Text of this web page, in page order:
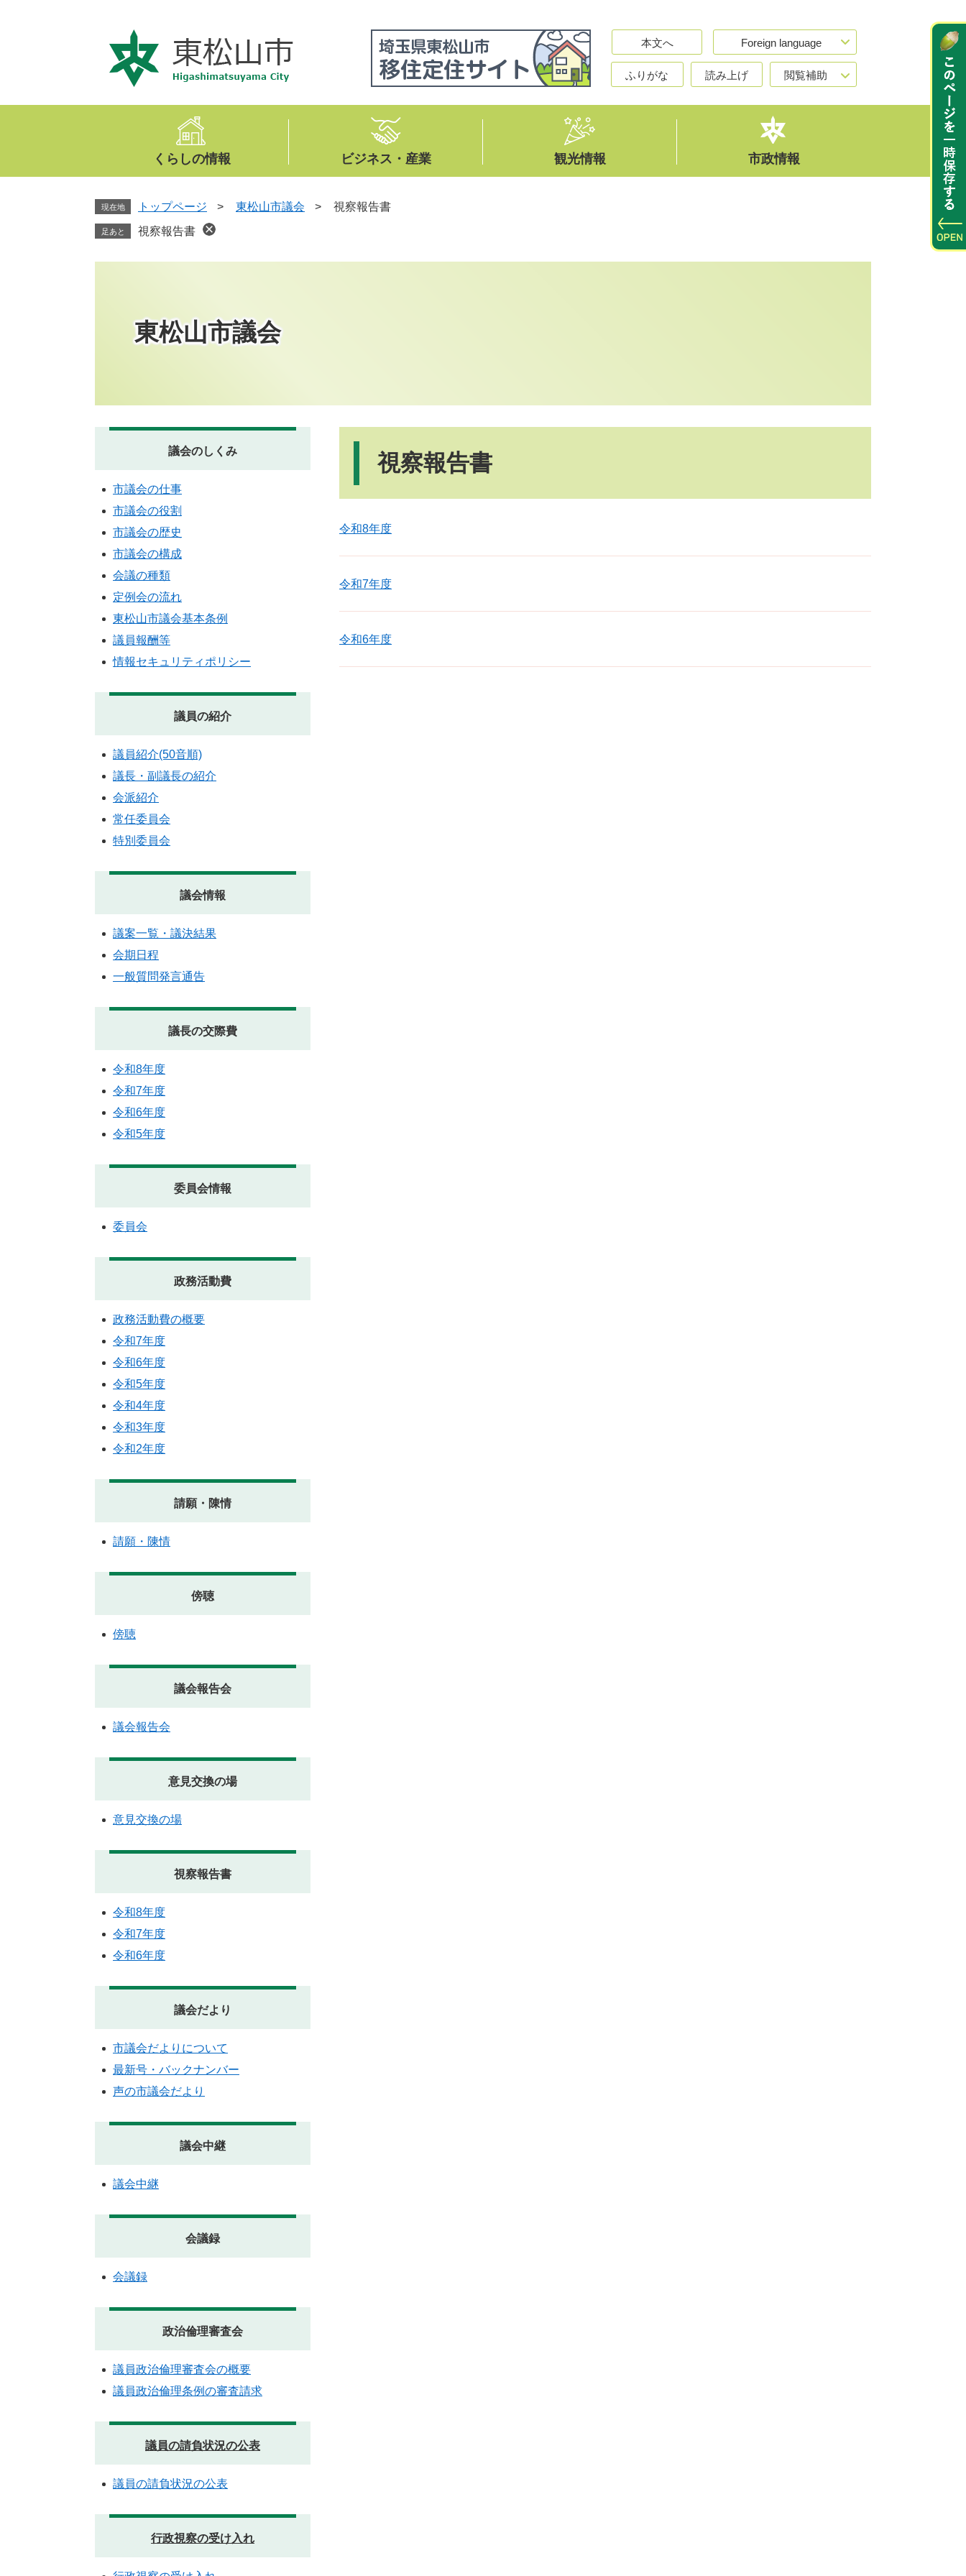
文
本文へ Foreign language
ふりがな 読み上げ 閲覧補助
くらしの情報 ビジネス・産業 観光情報 市政情報
現在地 トップページ > 東松山市議会 > 視察報告書
足あと 視察報告書
東松山市議会
視察報告書
令和8年度
令和7年度
令和6年度
議会のしくみ
市議会の仕事
市議会の役割
市議会の歴史
市議会の構成
会議の種類
定例会の流れ
東松山市議会基本条例
議員報酬等
情報セキュリティポリシー
議員の紹介
議員紹介(50音順)
議長・副議長の紹介
会派紹介
常任委員会
特別委員会
議会情報
議案一覧・議決結果
会期日程
一般質問発言通告
議長の交際費
令和8年度
令和7年度
令和6年度
令和5年度
委員会情報
委員会
政務活動費
政務活動費の概要
令和7年度
令和6年度
令和5年度
令和4年度
令和3年度
令和2年度
請願・陳情
請願・陳情
傍聴
傍聴
議会報告会
議会報告会
意見交換の場
意見交換の場
視察報告書
令和8年度
令和7年度
令和6年度
議会だより
市議会だよりについて
最新号・バックナンバー
声の市議会だより
議会中継
議会中継
会議録
会議録
政治倫理審査会
議員政治倫理審査会の概要
議員政治倫理条例の審査請求
議員の請負状況の公表
議員の請負状況の公表
行政視察の受け入れ